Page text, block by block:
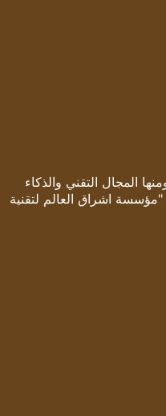
المجال التقني والذكاء
"مؤسسة اشراق العالم لتقنية